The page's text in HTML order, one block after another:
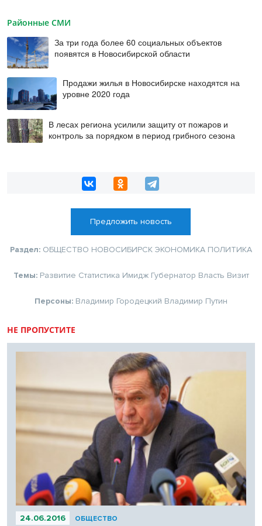
Районные СМИ
За три года более 60 социальных объектов
появятся в Новосибирской области
Продажи жилья в Новосибирске находятся на
уровне 2020 года
В лесах региона усилили защиту от пожаров и
контроль за порядком в период грибного сезона
Предложить новость
Раздел: ОБЩЕСТВО НОВОСИБИРСК ЭКОНОМИКА ПОЛИТИКА
Темы: Развитие Статистика Имидж Губернатор Власть Визит
Персоны: Владимир Городецкий Владимир Путин
НЕ ПРОПУСТИТЕ
24.06.2016 ОБЩЕСТВО